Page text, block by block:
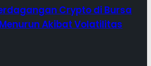
Crypto di Bursa
Akibat Volatilitas